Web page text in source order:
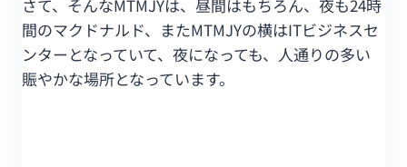
さて、そんなMTMJYは、昼間はもちろん、夜も24時
間のマクドナルド、またMTMJYの横はITビジネスセ
ンターとなっていて、夜になっても、人通りの多い
賑やかな場所となっています。